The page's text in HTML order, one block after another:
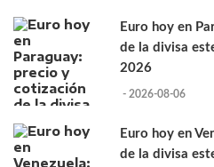
Euro hoy en
de la divisa
2026
- 2026-08-06
Euro hoy en
de la divisa